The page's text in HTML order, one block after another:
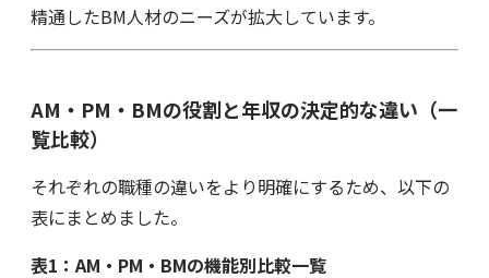
精通したBM人材のニーズが拡大しています。
AM・PM・BMの役割と年収の決定的な違い（一
覧比較）
それぞれの職種の違いをより明確にするため、以下の
表にまとめました。
表1：AM・PM・BMの機能別比較一覧